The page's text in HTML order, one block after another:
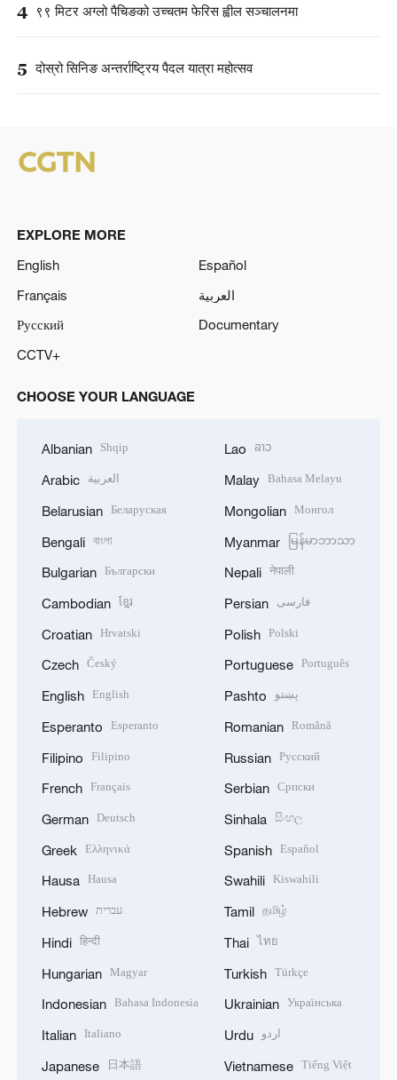
4 ९९ मिटर अग्लो पैचिङको उच्चतम फेरिस ह्वील सञ्चालनमा
5 दोस्रो सिनिङ अन्तर्राष्ट्रिय पैदल यात्रा महोत्सव
EXPLORE MORE
English
Español
Français
العربية
Русский
Documentary
CCTV+
CHOOSE YOUR LANGUAGE
Albanian Shqip
Arabic العربية
Belarusian Беларуская
Bengali বাংলা
Bulgarian Български
Cambodian ខ្មែរ
Croatian Hrvatski
Czech Český
English English
Esperanto Esperanto
Filipino Filipino
French Français
German Deutsch
Greek Ελληνικά
Hausa Hausa
Hebrew עברית
Hindi हिन्दी
Hungarian Magyar
Indonesian Bahasa Indonesia
Italian Italiano
Japanese 日本語
Lao ລາວ
Malay Bahasa Melayu
Mongolian Монгол
Myanmar မြန်မာဘာသာ
Nepali नेपाली
Persian فارسی
Polish Polski
Portuguese Português
Pashto پښتو
Romanian Română
Russian Русский
Serbian Српски
Sinhala සිංහල
Spanish Español
Swahili Kiswahili
Tamil தமிழ்
Thai ไทย
Turkish Türkçe
Ukrainian Українська
Urdu اردو
Vietnamese Tiếng Việt